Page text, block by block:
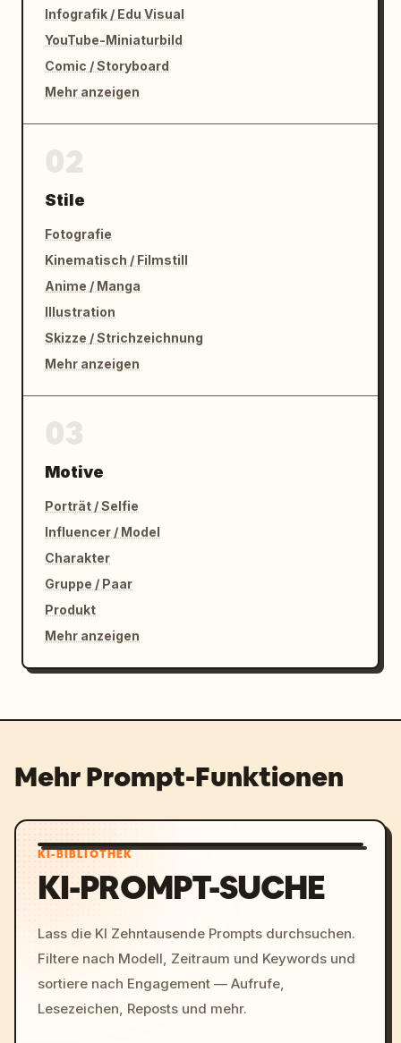
Infografik / Edu Visual
YouTube-Miniaturbild
Comic / Storyboard
Mehr anzeigen
Stile
Fotografie
Kinematisch / Filmstill
Anime / Manga
Illustration
Skizze / Strichzeichnung
Mehr anzeigen
Motive
Porträt / Selfie
Influencer / Model
Charakter
Gruppe / Paar
Produkt
Mehr anzeigen
Mehr Prompt-Funktionen
KI-BIBLIOTHEK
KI-PROMPT-SUCHE
Lass die KI Zehntausende Prompts durchsuchen.
Filtere nach Modell, Zeitraum und Keywords und
sortiere nach Engagement — Aufrufe,
Lesezeichen, Reposts und mehr.